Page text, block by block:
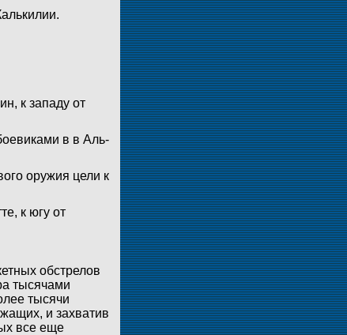
к западу от
в в Аль-
оружия цели к
к югу от
обстрелов
тысячами
тысячи
и захватив
все еще